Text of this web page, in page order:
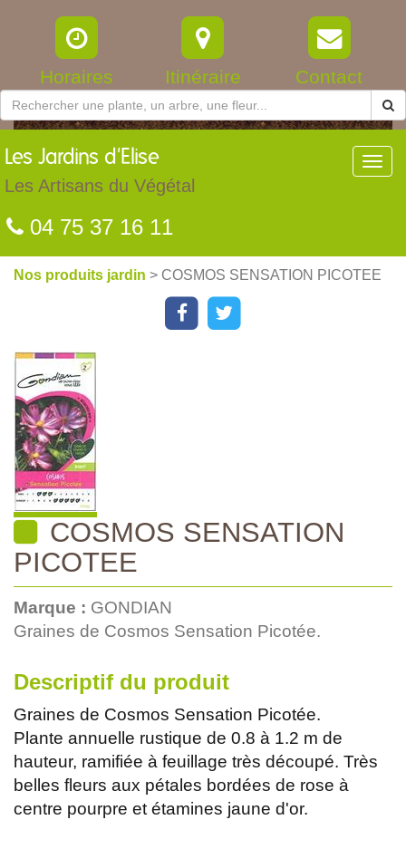
Horaires Itinéraire Contact
Les Jardins d'Elise
Les Artisans du Végétal
04 75 37 16 11
Nos produits jardin > COSMOS SENSATION PICOTEE
COSMOS SENSATION
PICOTEE
Marque : GONDIAN
Graines de Cosmos Sensation Picotée.
Descriptif du produit
Graines de Cosmos Sensation Picotée.
Plante annuelle rustique de 0.8 à 1.2 m de
hauteur, ramifiée à feuillage très découpé. Très
belles fleurs aux pétales bordées de rose à
centre pourpre et étamines jaune d'or.